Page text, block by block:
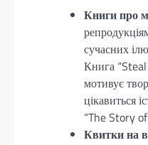
Книги про
сучасних
Книга
мотивує
цікавиться
“The Story
Квитки на